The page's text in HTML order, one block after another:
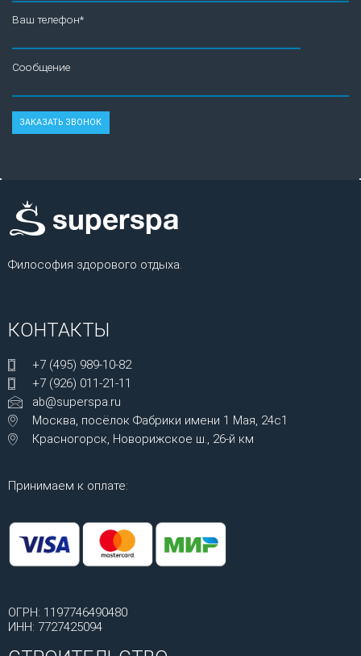
Ваш телефон*
Сообщение
Философия здорового отдыха.
КОНТАКТЫ
+7 (495) 989-10-82
+7 (926) 011-21-11
ab@superspa.ru
Москва, посёлок Фабрики имени 1 Мая, 24с1
Красногорск, Новорижское ш., 26-й км
Принимаем к оплате:
ОГРН: 1197746490480
ИНН: 7727425094